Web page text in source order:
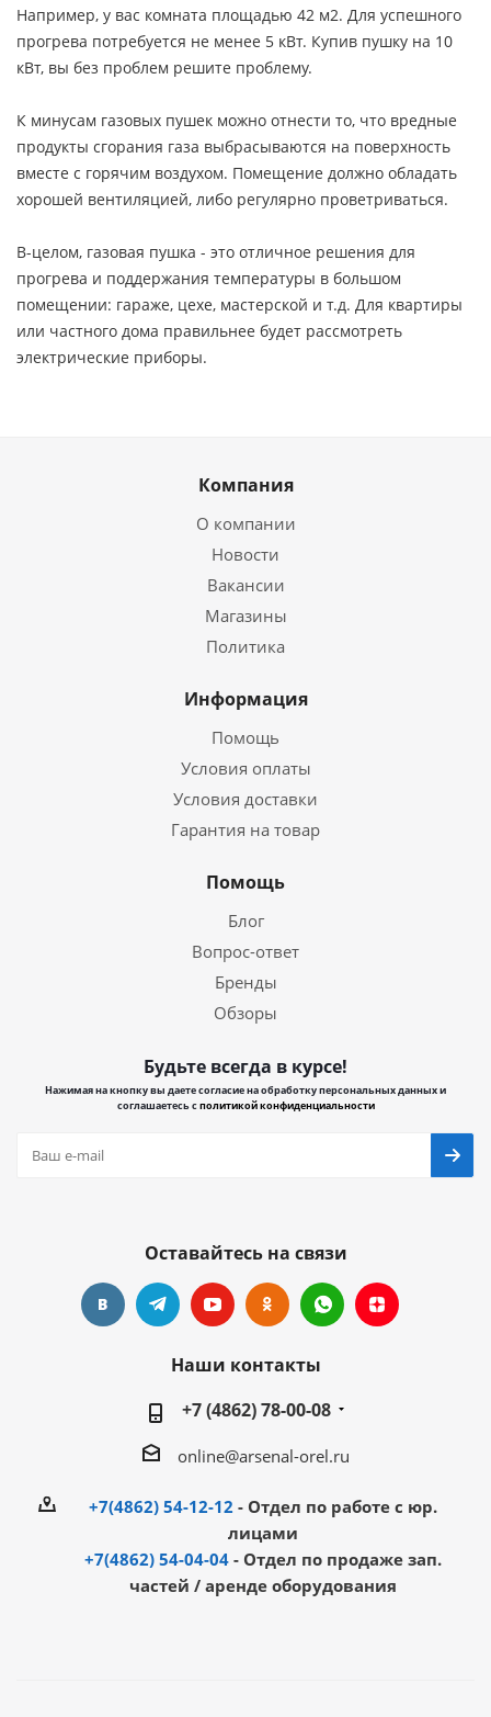
Например, у вас комната площадью 42 м2. Для успешного
прогрева потребуется не менее 5 кВт. Купив пушку на 10
кВт, вы без проблем решите проблему.
К минусам газовых пушек можно отнести то, что вредные
продукты сгорания газа выбрасываются на поверхность
вместе с горячим воздухом. Помещение должно обладать
хорошей вентиляцией, либо регулярно проветриваться.
В-целом, газовая пушка - это отличное решения для
прогрева и поддержания температуры в большом
помещении: гараже, цехе, мастерской и т.д. Для квартиры
или частного дома правильнее будет рассмотреть
электрические приборы.
Компания
О компании
Новости
Вакансии
Магазины
Политика
Информация
Помощь
Условия оплаты
Условия доставки
Гарантия на товар
Помощь
Блог
Вопрос-ответ
Бренды
Обзоры
Будьте всегда в курсе!
Нажимая на кнопку вы даете согласие на обработку персональных данных и
соглашаетесь сполитикой конфиденциальности
Оставайтесь на связи
Наши контакты
+7 (4862) 78-00-08
online@arsenal-orel.ru
+7(4862) 54-12-12 - Отдел по работе с юр.
лицами
+7(4862) 54-04-04 - Отдел по продаже зап.
частей / аренде оборудования